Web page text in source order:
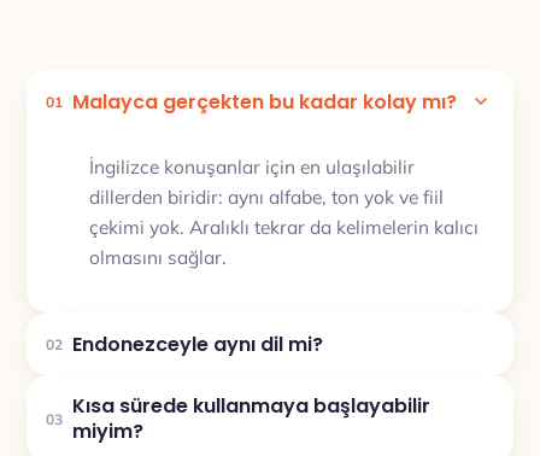
01 Malayca gerçekten bu kadar kolay mı?
İngilizce konuşanlar için en ulaşılabilir
dillerden biridir: aynı alfabe, ton yok ve fiil
çekimi yok. Aralıklı tekrar da kelimelerin kalıcı
olmasını sağlar.
02 Endonezceyle aynı dil mi?
03 Kısa sürede kullanmaya başlayabilir
miyim?